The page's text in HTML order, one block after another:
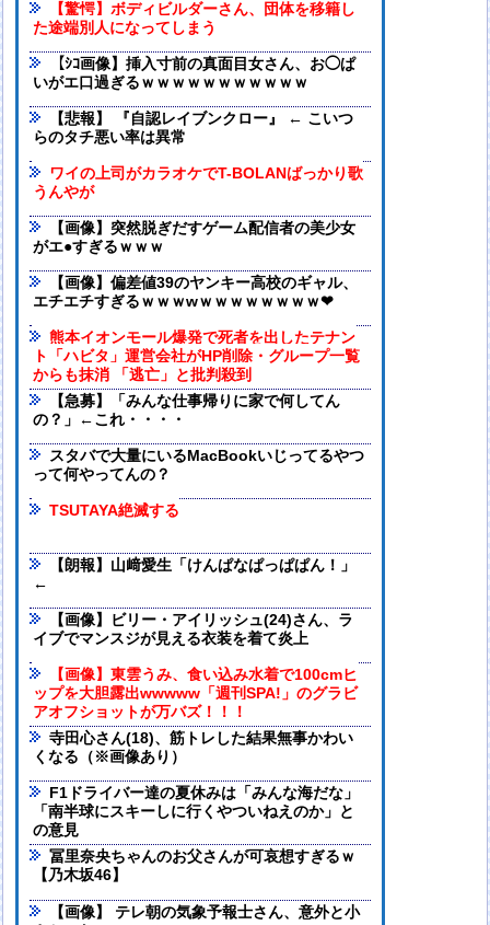
【驚愕】ボディビルダーさん、団体を移籍し
た途端別人になってしまう
【ｼｺ画像】挿入寸前の真面目女さん、お◯ぱ
いがエ口過ぎるｗｗｗｗｗｗｗｗｗｗｗ
【悲報】 『自認レイブンクロー』 ← こいつ
らのタチ悪い率は異常
ワイの上司がカラオケでT-BOLANばっかり歌
うんやが
【画像】突然脱ぎだすゲーム配信者の美少女
がエ●すぎるｗｗｗ
【画像】偏差値39のヤンキー高校のギャル、
エチエチすぎるｗｗｗwｗｗｗｗｗｗｗｗ❤
熊本イオンモール爆発で死者を出したテナン
ト「ハビタ」運営会社がHP削除・グループ一覧
からも抹消 「逃亡」と批判殺到
【急募】「みんな仕事帰りに家で何してん
の？」←これ・・・・
スタバで大量にいるMacBookいじってるやつ
って何やってんの？
TSUTAYA絶滅する
【朗報】山﨑愛生「けんぱなぱっぱぱん！」
←
【画像】ビリー・アイリッシュ(24)さん、ラ
イブでマンスジが見える衣装を着て炎上
【画像】東雲うみ、食い込み水着で100cmヒ
ップを大胆露出wwwww「週刊SPA!」のグラビ
アオフショットが万バズ！！！
寺田心さん(18)、筋トレした結果無事かわい
くなる（※画像あり）
F1ドライバー達の夏休みは「みんな海だな」
「南半球にスキーしに行くやついねえのか」と
の意見
冨里奈央ちゃんのお父さんが可哀想すぎるｗ
【乃木坂46】
【画像】 テレ朝の気象予報士さん、意外と小